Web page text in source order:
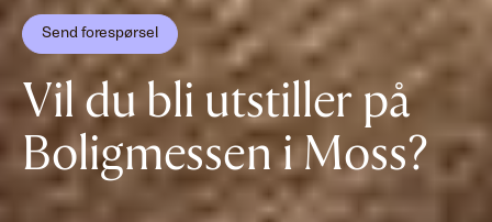
Send forespørsel
Vil du bli utstiller på
Boligmessen i Moss?